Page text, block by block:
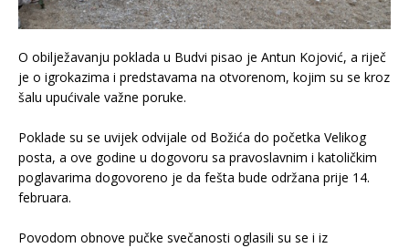
O obilježavanju poklada u Budvi pisao je Antun Kojović, a riječ
je o igrokazima i predstavama na otvorenom, kojim su se kroz
šalu upućivale važne poruke.
Poklade su se uvijek odvijale od Božića do početka Velikog
posta, a ove godine u dogovoru sa pravoslavnim i katoličkim
poglavarima dogovoreno je da fešta bude održana prije 14.
februara.
Povodom obnove pučke svečanosti oglasili su se i iz